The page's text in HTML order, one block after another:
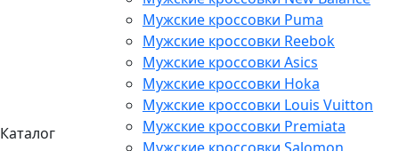
Каталог
Мужские кроссовки Puma
Мужские кроссовки Reebok
Мужские кроссовки Asics
Мужские кроссовки Hoka
Мужские кроссовки Louis Vuitton
Мужские кроссовки Premiata